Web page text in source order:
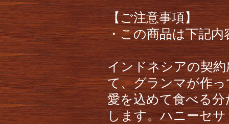
【ご注意事項】
・この商品は下記
インドネシアの契
て、グランマが作
愛を込めて食べる
します。ハニーセ